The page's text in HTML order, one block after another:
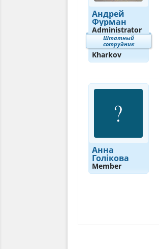
Андрей
Фурман
Administrator
Штатный
сотрудник
Kharkov
Анна
Голікова
Member